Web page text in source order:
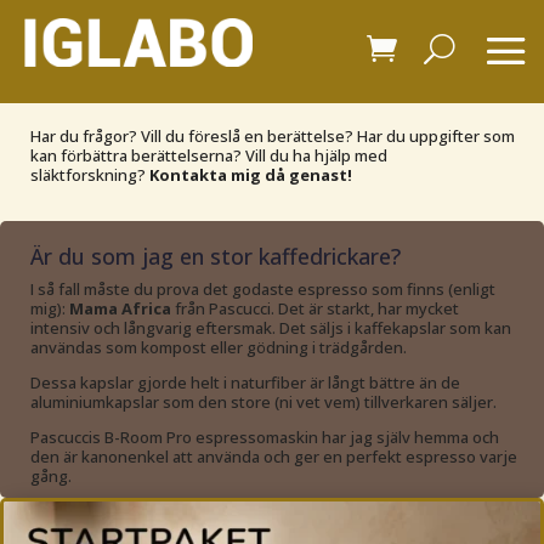
Har du frågor? Vill du föreslå en berättelse? Har du uppgifter som
kan förbättra berättelserna? Vill du ha hjälp med
släktforskning? Kontakta mig då genast!
Är du som jag en stor kaffedrickare?
I så fall måste du prova det godaste espresso som finns (enligt
mig): Mama Africa från Pascucci. Det är starkt, har mycket
intensiv och långvarig eftersmak. Det säljs i kaffekapslar som kan
användas som kompost eller gödning i trädgården.
Dessa kapslar gjorde helt i naturfiber är långt bättre än de
aluminiumkapslar som den store (ni vet vem) tillverkaren säljer.
Pascuccis B-Room Pro espressomaskin har jag själv hemma och
den är kanonenkel att använda och ger en perfekt espresso varje
gång.